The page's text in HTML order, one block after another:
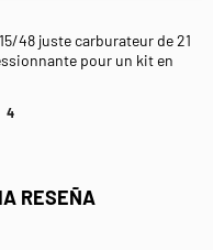
48 juste carburateur de 21
pour un kit en
4
RESEÑA